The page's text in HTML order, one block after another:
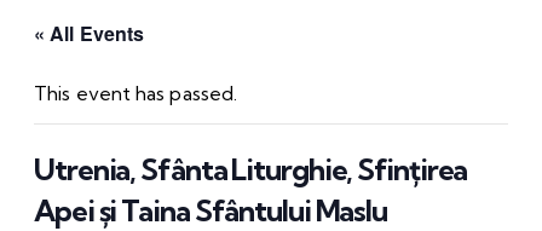
« All Events
This event has passed.
Utrenia, Sfânta Liturghie, Sfințirea
Apei și Taina Sfântului Maslu